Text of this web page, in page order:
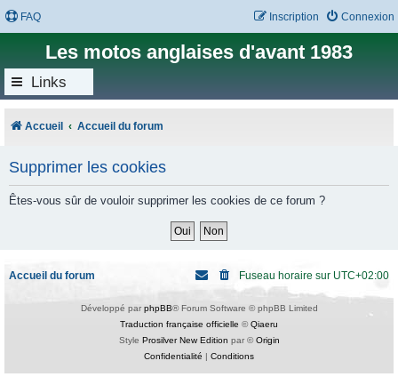
FAQ Connexion
Inscription
Les motos anglaises d'avant 1983
Links
Accueil Accueil du forum
Supprimer les cookies
Êtes-vous sûr de vouloir supprimer les cookies de ce forum ?
Accueil du forum Fuseau horaire sur UTC+02:00
Développé par phpBB® Forum Software © phpBB Limited
Traduction française officielle ©Qiaeru
Style Prosilver New Edition par ©Origin
Confidentialité | Conditions